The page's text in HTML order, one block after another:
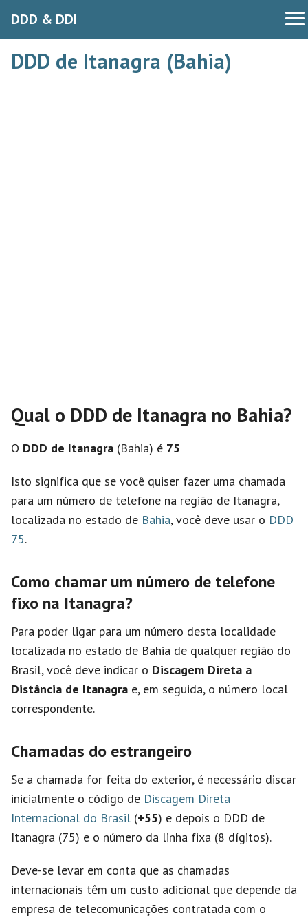
DDD & DDI
DDD de Itanagra (Bahia)
Qual o DDD de Itanagra no Bahia?
O DDD de Itanagra (Bahia) é 75
Isto significa que se você quiser fazer uma chamada
para um número de telefone na região de Itanagra,
localizada no estado de Bahia, você deve usar o DDD
75.
Como chamar um número de telefone
fixo na Itanagra?
Para poder ligar para um número desta localidade
localizada no estado de Bahia de qualquer região do
Brasil, você deve indicar o Discagem Direta a
Distância de Itanagra e, em seguida, o número local
correspondente.
Chamadas do estrangeiro
Se a chamada for feita do exterior, é necessário discar
inicialmente o código de Discagem Direta
Internacional do Brasil (+55) e depois o DDD de
Itanagra (75) e o número da linha fixa (8 dígitos).
Deve-se levar em conta que as chamadas
internacionais têm um custo adicional que depende da
empresa de telecomunicações contratada com o